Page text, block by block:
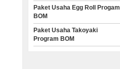
Paket Usaha Egg Roll Progam
BOM
Paket Usaha Takoyaki
Program BOM